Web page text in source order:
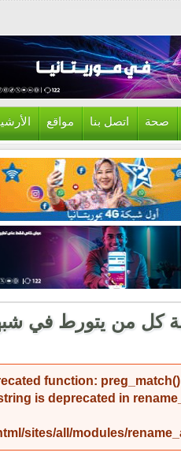
صحة اتصل بنا مواقع
كل من يتورط في
function:
is deprecated in
sites/all/modules/